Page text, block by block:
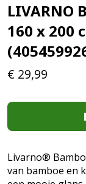
LIVARNO
160 x 200
€ 29,99
Livarno®
van bamboe en